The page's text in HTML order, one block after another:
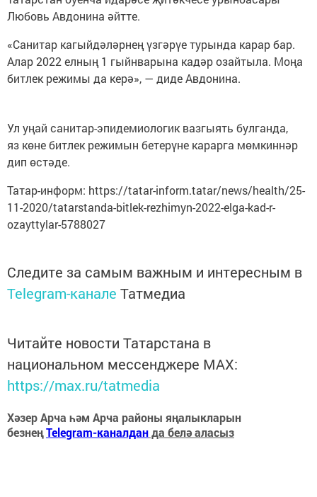
Любовь Авдонина әйтте.
«Санитар кагыйдәләрнең үзгәрүе турында карар бар.
Алар 2022 елның 1 гыйнварына кадәр озайтыла. Моңа
битлек режимы да керә», — диде Авдонина.
Ул уңай санитар-эпидемиологик вазгыять булганда,
яз көне битлек режимын бетерүне карарга мөмкиннәр
дип өстәде.
Татар-информ: https://tatar-inform.tatar/news/health/25-
11-2020/tatarstanda-bitlek-rezhimyn-2022-elga-kad-r-
ozayttylar-5788027
Следите за самым важным и интересным в
Telegram-канале Татмедиа
Читайте новости Татарстана в
национальном мессенджере MАХ:
https://max.ru/tatmedia
Хәзер Арча һәм Арча районы яңалыкларын
безнеңTelegram-каналданда белә аласыз